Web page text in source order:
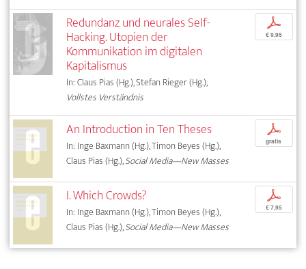
Redundanz und neurales Self-
Hacking. Utopien der
Kommunikation im digitalen
Kapitalismus
In: Claus Pias (Hg.), Stefan Rieger (Hg.),
Vollstes Verständnis
p
€ 9,95
An Introduction in Ten Theses
In: Inge Baxmann (Hg.), Timon Beyes (Hg.),
Claus Pias (Hg.),Social Media—New Masses
p
gratis
I. Which Crowds?
In: Inge Baxmann (Hg.), Timon Beyes (Hg.),
Claus Pias (Hg.),Social Media—New Masses
p
€ 7,95